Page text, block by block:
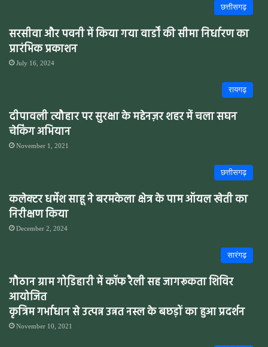
छत्तीसगढ़
सरसीवा और पवनी में किया गया वार्डों की सीमा निर्धारण का
प्रारंभिक प्रकाशन
July 16, 2024
रायगढ़
दीपावली त्यौहार पर सुरक्षा के मद्देनज़र शहर में चला सघन
चेकिंग अभियान
November 1, 2021
छत्तीसगढ़
कलेक्टर धर्मेश साहू ने बरमकेला क्षेत्र के पाम ऑयल खेती का
निरीक्षण किया
December 2, 2024
सारंगढ़
गौठान ग्राम गोडि़हारी में कॉफ रैली सह जागरूकता शिविर
आयोजित
कृत्रिम गर्भाधान से उत्पन्न उन्नत नस्ल के बछड़ों का हुआ प्रदर्शन
November 10, 2021